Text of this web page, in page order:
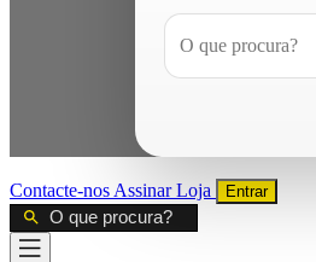
Contacte-nos AssinarLoja Entrar